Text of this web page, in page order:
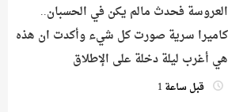
العروسة فحدث مالم يكن في الحسبان..
كاميرا سرية صورت كل شيء وأكدت ان هذه
هي أغرب ليلة دخلة على الإطلاق
قبل ساعة 1